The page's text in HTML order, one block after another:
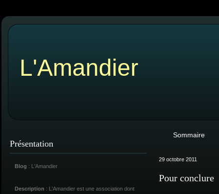
L'Amandier
Présentation
Blog : L'Amandier
Description : L'Amandier est une association dont
Sommaire
29 octobre 2011
Pour conclure